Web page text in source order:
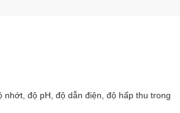
độ pH, độ dẫn điện, độ hấp thu trong